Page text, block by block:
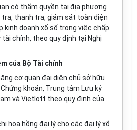
có thẩm quyền tại địa phương
thanh tra, giám sát toàn diện
kinh doanh xổ số trong việc chấp
tài chính, theo quy định tại Nghị
của Bộ Tài chính
cơ quan đại diện chủ sở hữu
khoán, Trung tâm Lưu ký
và Vietlott theo quy định của
hoa hồng đại lý cho các đại lý xổ